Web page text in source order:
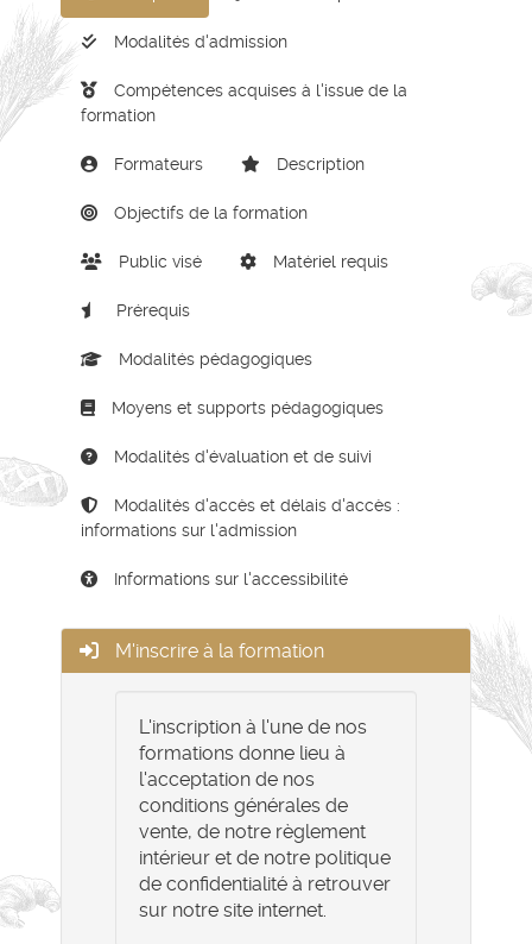
Modalités d'admission
Compétences acquises à l'issue de la
formation
Formateurs Description
Objectifs de la formation
Public visé Matériel requis
Prérequis
Modalités pédagogiques
Moyens et supports pédagogiques
Modalités d'évaluation et de suivi
Modalités d'accès et délais d'accès :
informations sur l'admission
Informations sur l'accessibilité
M'inscrire à la formation
L'inscription à l'une de nos
formations donne lieu à
l'acceptation de nos
conditions générales de
vente, de notre règlement
intérieur et de notre politique
de confidentialité à retrouver
sur notre site internet.